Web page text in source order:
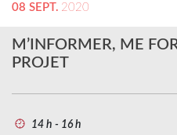
08 SEPT. 2020
M’INFORMER, ME
PROJET
14 h - 16 h